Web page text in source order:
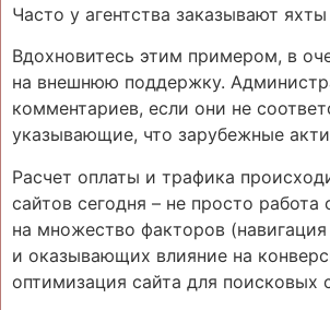
Часто у агентства заказывают
Вдохновитесь этим примером, в
на внешнюю поддержку.
комментариев, если они не
указывающие, что зарубежные
Расчет оплаты и трафика
сайтов сегодня – не просто
на множество факторов
и оказывающих влияние на
оптимизация сайта для поисковых